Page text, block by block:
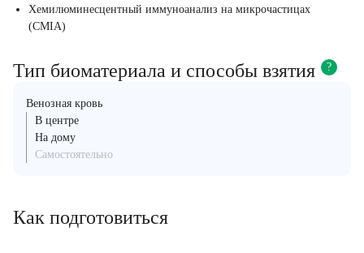
Хемилюминесцентный иммуноанализ на микрочастицах
(CMIA)
Тип биоматериала и способы взятия ?
Венозная кровь
В центре
На дому
Самостоятельно
Как подготовиться